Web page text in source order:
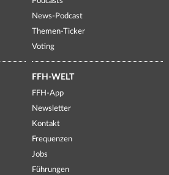
News-Podcast
Themen-Ticker
Voting
FFH-WELT
FFH-App
Newsletter
Kontakt
Frequenzen
Jobs
Führungen